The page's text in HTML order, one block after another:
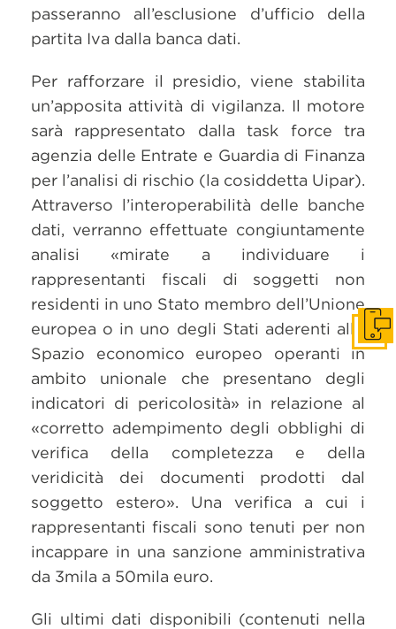
passeranno all’esclusione d’ufficio della
partita Iva dalla banca dati.
Per rafforzare il presidio, viene stabilita
un’apposita attività di vigilanza. Il motore
sarà rappresentato dalla task force tra
agenzia delle Entrate e Guardia di Finanza
per l’analisi di rischio (la cosiddetta Uipar).
Attraverso l’interoperabilità delle banche
dati, verranno effettuate congiuntamente
analisi «mirate a individuare i
rappresentanti fiscali di soggetti non
residenti in uno Stato membro dell’Unione
europea o in uno degli Stati aderenti allo
Spazio economico europeo operanti in
ambito unionale che presentano degli
indicatori di pericolosità» in relazione al
«corretto adempimento degli obblighi di
verifica della completezza e della
veridicità dei documenti prodotti dal
soggetto estero». Una verifica a cui i
rappresentanti fiscali sono tenuti per non
incappare in una sanzione amministrativa
da 3mila a 50mila euro.
Gli ultimi dati disponibili (contenuti nella
Get